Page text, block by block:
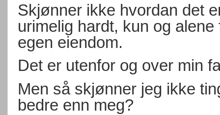
Skjønner ikke hvordan det
urimelig hardt, kun og
egen eiendom.
Det er utenfor og over min
Men så skjønner jeg ikke
bedre enn meg?